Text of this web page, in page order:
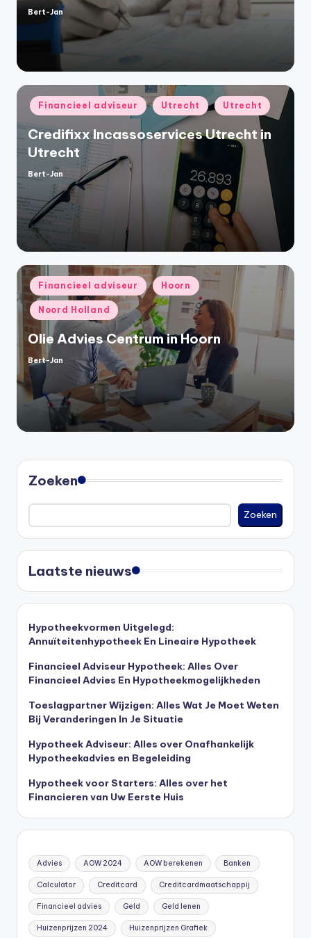
Geplaatst
door
Bert-Jan
Geplaatst
in
Financieel adviseur Utrecht Utrecht
Credifixx Incassoservices Utrecht in
Utrecht
Geplaatst
Bert-Jan
Geplaatst
in
Financieel adviseur Hoorn
Noord Holland
Olie Advies Centrum in Hoorn
Geplaatst
door
Bert-Jan
Zoeken
Zoeken
Laatste nieuws
Hypotheekvormen Uitgelegd:
Annuïteitenhypotheek En Lineaire Hypotheek
Financieel Adviseur Hypotheek: Alles Over
Financieel Advies En Hypotheekmogelijkheden
Toeslagpartner Wijzigen: Alles Wat Je Moet Weten
Bij Veranderingen In Je Situatie
Hypotheek Adviseur: Alles over Onafhankelijk
Hypotheekadvies en Begeleiding
Hypotheek voor Starters: Alles over het
Financieren van Uw Eerste Huis
Advies AOW 2024 AOW berekenen Banken
Calculator Creditcard Creditcardmaatschappij
Financieel advies Geld Geld lenen
Huizenprijzen 2024 Huizenprijzen Grafiek